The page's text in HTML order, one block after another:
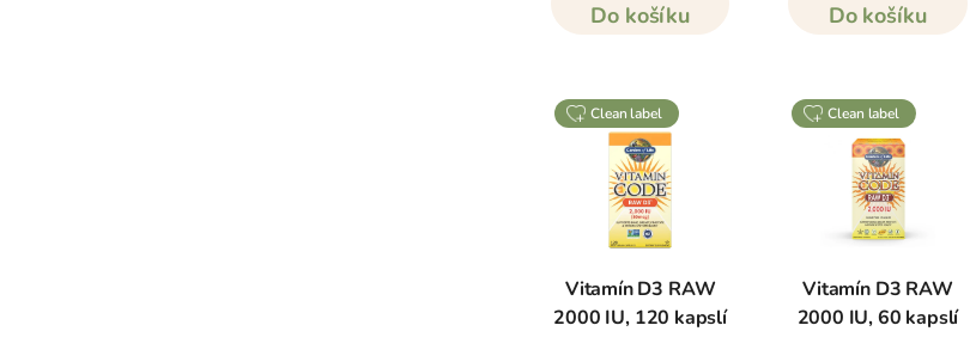
Do košíku Do košíku
clean label
Vitamín D3 RAW
2000 IU, 120 kapslí
clean label
Vitamín D3 RAW
2000 IU, 60 kapslí